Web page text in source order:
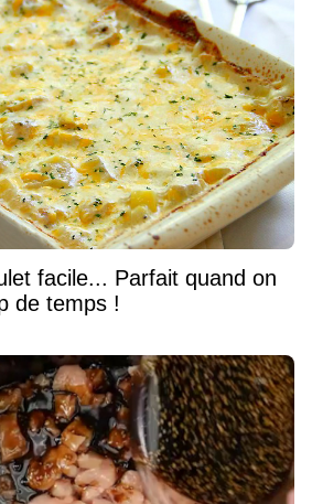
facile... Parfait quand on
de temps !